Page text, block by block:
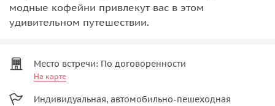
модные кофейни привлекут вас в этом
удивительном путешествии.
Место встречи: По договоренности
На карте
Индивидуальная, автомобильно-пешеходная